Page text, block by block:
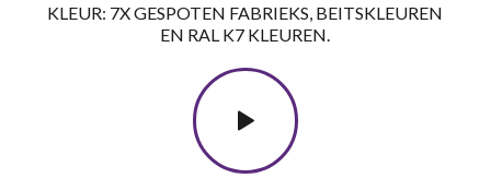
KLEUR: 7X GESPOTEN FABRIEKS, BEITSKLEUREN
EN RAL K7 KLEUREN.